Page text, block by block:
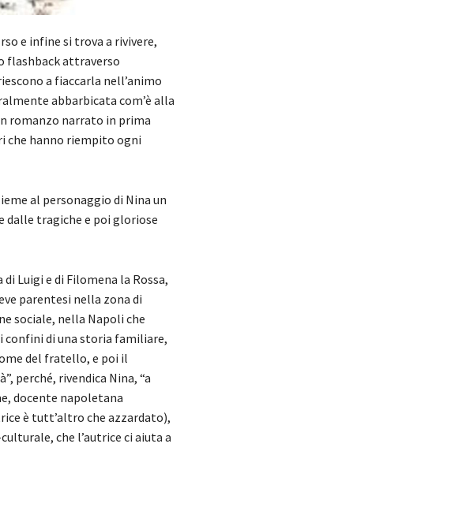
e infine si trova a rivivere,
flashback attraverso
a fiaccarla nell’animo
abbarbicata com’è alla
romanzo narrato in prima
che hanno riempito ogni
al personaggio di Nina un
dalle tragiche e poi gloriose
Luigi e di Filomena la Rossa,
parentesi nella zona di
sociale, nella Napoli che
confini di una storia familiare,
del fratello, e poi il
perché, rivendica Nina, “a
docente napoletana
è tutt’altro che azzardato),
che l’autrice ci aiuta a